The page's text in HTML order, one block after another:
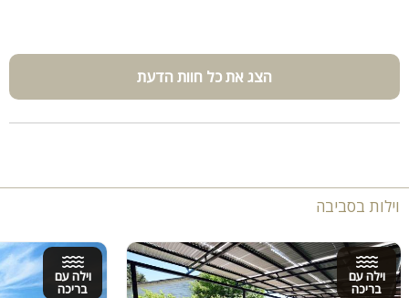
הצג את כל חוות הדעת
וילות בסביבה
וילה עם
בריכה
וילה עם
בריכה